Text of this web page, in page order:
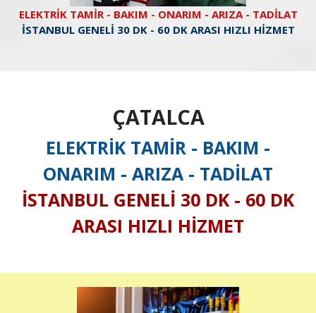
ELEKTRİK TAMİR - BAKIM - ONARIM - ARIZA - TADİLAT
İSTANBUL GENELİ 30 DK - 60 DK ARASI HIZLI HİZMET
ÇATALCA
ELEKTRİK TAMİR - BAKIM -
ONARIM - ARIZA - TADİLAT
İSTANBUL GENELİ 30 DK - 60 DK
ARASI HIZLI HİZMET